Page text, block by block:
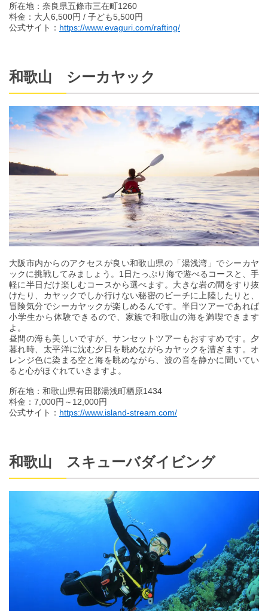
所在地：奈良県五條市三在町1260
料金：大人6,500円 / 子ども5,500円
公式サイト： https://www.evaguri.com/rafting/
和歌山 シーカヤック
大阪市内からのアクセスが良い和歌山県の「湯浅湾」でシーカヤ
ックに挑戦してみましょう。1日たっぷり海で遊べるコースと、手
軽に半日だけ楽しむコースから選べます。大きな岩の間をすり抜
けたり、カヤックでしか行けない秘密のビーチに上陸したりと、
冒険気分でシーカヤックが楽しめるんです。半日ツアーであれば
小学生から体験できるので、家族で和歌山の海を満喫できます
よ。
昼間の海も美しいですが、サンセットツアーもおすすめです。夕
暮れ時、太平洋に沈む夕日を眺めながらカヤックを漕ぎます。オ
レンジ色に染まる空と海を眺めながら、波の音を静かに聞いてい
ると心がほぐれていきますよ。
所在地：和歌山県有田郡湯浅町栖原1434
料金：7,000円～12,000円
公式サイト： https://www.island-stream.com/
和歌山 スキューバダイビング